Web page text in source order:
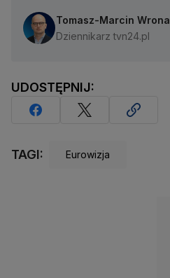
Tomasz-Marcin Wrona
Dziennikarz tvn24.pl
UDOSTĘPNIJ:
TAGI: Eurowizja